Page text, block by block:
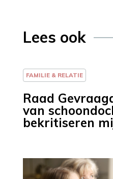
Lees ook
FAMILIE & RELATIE
Raad
van
bekritiseren